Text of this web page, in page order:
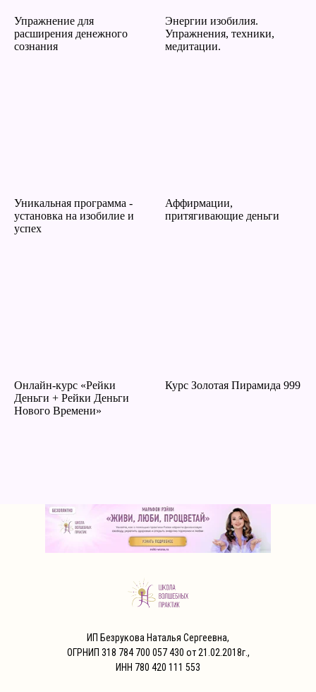
Упражнение для
расширения денежного
сознания
Энергии изобилия.
Упражнения, техники,
медитации.
Уникальная программа -
установка на изобилие и
успех
Аффирмации,
притягивающие деньги
Онлайн-курс «Рейки
Деньги + Рейки Деньги
Нового Времени»
Курс Золотая Пирамида 999
ИП Безрукова Наталья Сергеевна,
ОГРНИП 318 784 700 057 430 от 21.02.2018г.,
ИНН 780 420 111 553